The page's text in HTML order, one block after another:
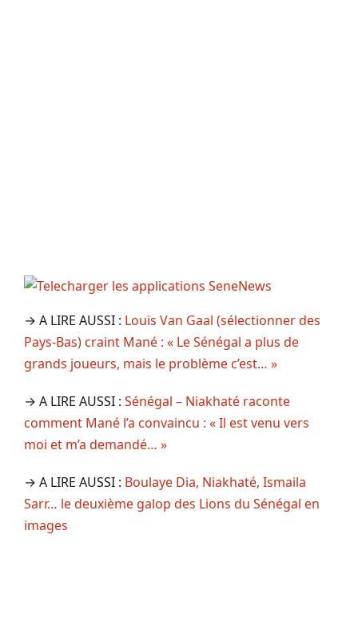
→ A LIRE AUSSI : Louis Van Gaal (sélectionner des
Pays-Bas) craint Mané : « Le Sénégal a plus de
grands joueurs, mais le problème c’est… »
→ A LIRE AUSSI : Sénégal – Niakhaté raconte
comment Mané l’a convaincu : « Il est venu vers
moi et m’a demandé… »
→ A LIRE AUSSI : Boulaye Dia, Niakhaté, Ismaila
Sarr… le deuxième galop des Lions du Sénégal en
images